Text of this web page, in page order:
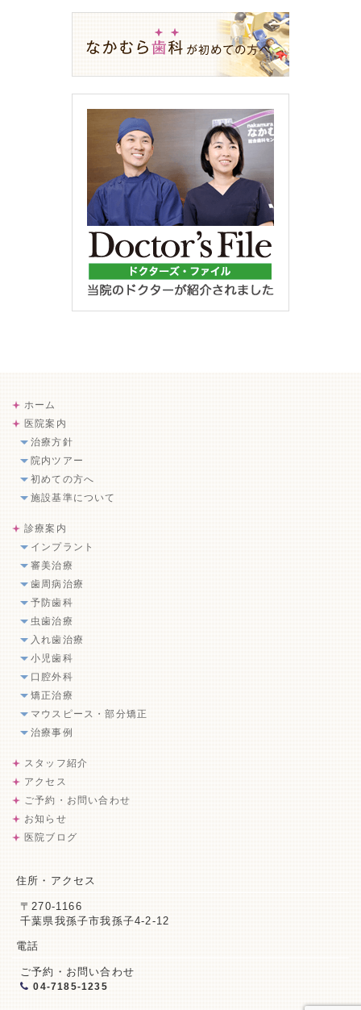
ホーム
医院案内
治療方針
院内ツアー
初めての方へ
施設基準について
診療案内
インプラント
審美治療
歯周病治療
予防歯科
虫歯治療
入れ歯治療
小児歯科
口腔外科
矯正治療
マウスピース・部分矯正
治療事例
スタッフ紹介
アクセス
ご予約・お問い合わせ
お知らせ
医院ブログ
住所・アクセス
〒270-1166
千葉県我孫子市我孫子4-2-12
電話
ご予約・お問い合わせ
04-7185-1235